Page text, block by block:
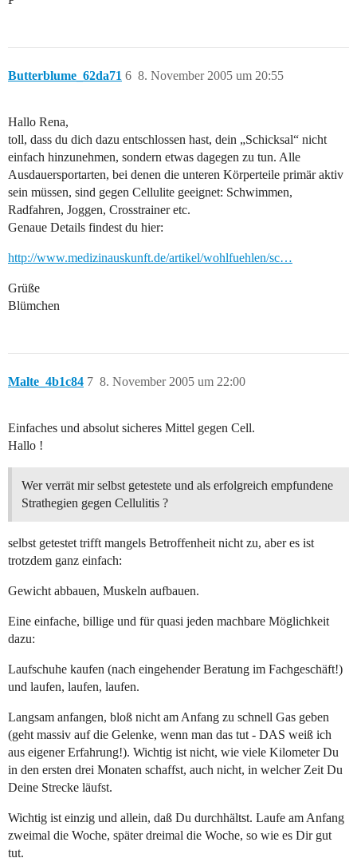
Butterblume_62da71 8. November 2005 um 20:55
6
Hallo Rena,
toll, dass du dich dazu entschlossen hast, dein „Schicksal“ nicht
einfach hinzunehmen, sondern etwas dagegen zu tun. Alle
Ausdauersportarten, bei denen die unteren Körperteile primär aktiv
sein müssen, sind gegen Cellulite geeignet: Schwimmen,
Radfahren, Joggen, Crosstrainer etc.
Genaue Details findest du hier:
http://www.medizinauskunft.de/artikel/wohlfuehlen/sc…
Grüße
Blümchen
Malte_4b1c84 8. November 2005 um 22:00
7
Einfaches und absolut sicheres Mittel gegen Cell.
Hallo !
Wer verrät mir selbst getestete und als erfolgreich empfundene
Strathegien gegen Cellulitis ?
selbst getestet trifft mangels Betroffenheit nicht zu, aber es ist
trotzdem ganz einfach:
Gewicht abbauen, Muskeln aufbauen.
Eine einfache, billige und für quasi jeden machbare Möglichkeit
dazu:
Laufschuhe kaufen (nach eingehender Beratung im Fachgeschäft!)
und laufen, laufen, laufen.
Langsam anfangen, bloß nicht am Anfang zu schnell Gas geben
(geht massiv auf die Gelenke, wenn man das tut - DAS weiß ich
aus eigener Erfahrung!). Wichtig ist nicht, wie viele Kilometer Du
in den ersten drei Monaten schaffst, auch nicht, in welcher Zeit Du
Deine Strecke läufst.
Wichtig ist einzig und allein, daß Du durchhältst. Laufe am Anfang
zweimal die Woche, später dreimal die Woche, so wie es Dir gut
tut.